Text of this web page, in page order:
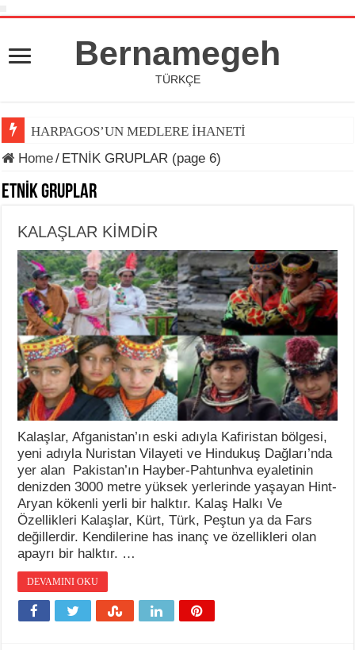
Bernamegeh
TÜRKÇE
HARPAGOS’UN MEDLERE İHANETİ
DÜNYA KUPASI 2026’DA TOP ARDINDA
Home/ ETNİK GRUPLAR (page 6)
ETNİK GRUPLAR
KALAŞLAR KİMDİR
Kalaşlar, Afganistan’ın eski adıyla Kafiristan bölgesi,
yeni adıyla Nuristan Vilayeti ve Hindukuş Dağları’nda
yer alan Pakistan’ın Hayber-Pahtunhva eyaletinin
denizden 3000 metre yüksek yerlerinde yaşayan Hint-
Aryan kökenli yerli bir halktır. Kalaş Halkı Ve
Özellikleri Kalaşlar, Kürt, Türk, Peştun ya da Fars
değillerdir. Kendilerine has inanç ve özellikleri olan
apayrı bir halktır. …
DEVAMINI OKU